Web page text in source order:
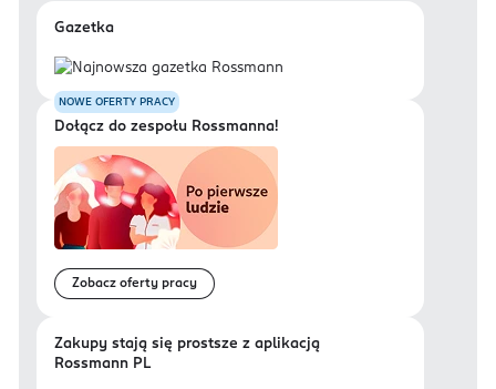
Gazetka
NOWE OFERTY PRACY
Dołącz do zespołu Rossmanna!
Zobacz oferty pracy
Zakupy stają się prostsze z aplikacją
Rossmann PL